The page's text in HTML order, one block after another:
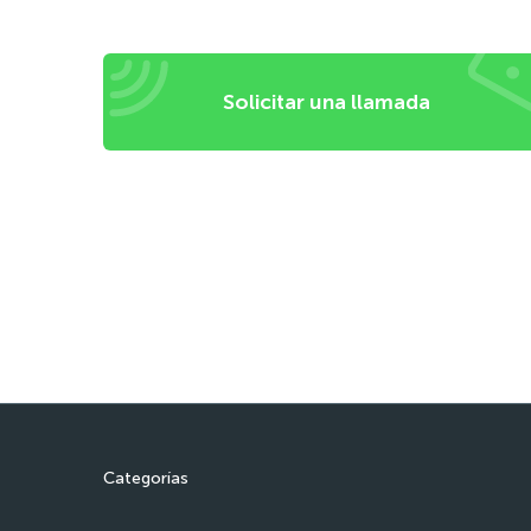
Solicitar una llamada
Categorías